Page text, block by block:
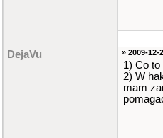
DejaVu » 2009-12-
1) Co
2) W
mam